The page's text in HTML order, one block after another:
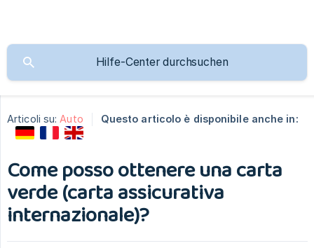
Articoli su: Auto Questo articolo è disponibile anche in:
Come posso ottenere una carta
verde (carta assicurativa
internazionale)?